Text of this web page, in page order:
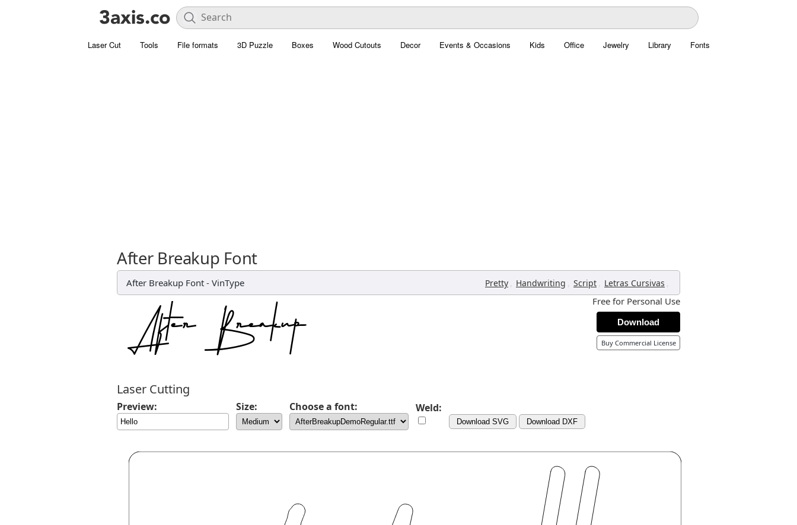
Laser Cut Tools File formats 3D Puzzle Boxes Wood Cutouts Decor Events & Occasions Kids Office Jewelry Library Fonts
After Breakup Font
After Breakup Font - VinType Pretty , Handwriting , Script , Letras Cursivas ,
Free for Personal Use
Download
Buy Commercial License
Laser Cutting
Preview: Size: Choose a font: Weld:
Download SVG Download DXF